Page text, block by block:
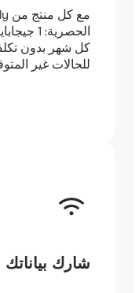
الحصرية: 1
كل شهر بدون تكلفة.
للحالات غير المتوقعة.
شارك بياناتك مع